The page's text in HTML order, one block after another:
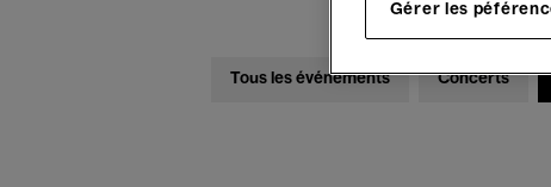
Tous les événements Concerts
Gérer les